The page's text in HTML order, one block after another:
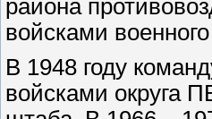
района
войсками военного
В 1948 году
войсками округа